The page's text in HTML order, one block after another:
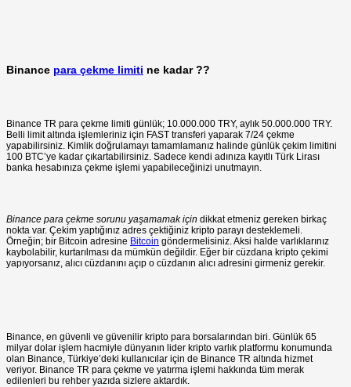
Binance para çekme limiti ne kadar ??
Binance TR para çekme limiti günlük; 10.000.000 TRY, aylık 50.000.000 TRY.
Belli limit altında işlemleriniz için FAST transferi yaparak 7/24 çekme
yapabilirsiniz. Kimlik doğrulamayı tamamlamanız halinde günlük çekim limitini
100 BTC’ye kadar çıkartabilirsiniz. Sadece kendi adınıza kayıtlı Türk Lirası
banka hesabınıza çekme işlemi yapabileceğinizi unutmayın.
Binance para çekme sorunu yaşamamak için dikkat etmeniz gereken birkaç
nokta var. Çekim yaptığınız adres çektiğiniz kripto parayı desteklemeli.
Örneğin; bir Bitcoin adresine Bitcoin göndermelisiniz. Aksi halde varlıklarınız
kaybolabilir, kurtarılması da mümkün değildir. Eğer bir cüzdana kripto çekimi
yapıyorsanız, alıcı cüzdanını açıp o cüzdanın alıcı adresini girmeniz gerekir.
Binance, en güvenli ve güvenilir kripto para borsalarından biri. Günlük 65
milyar dolar işlem hacmiyle dünyanın lider kripto varlık platformu konumunda
olan Binance, Türkiye’deki kullanıcılar için de Binance TR altında hizmet
veriyor. Binance TR para çekme ve yatırma işlemi hakkında tüm merak
edilenleri bu rehber yazıda sizlere aktardık.